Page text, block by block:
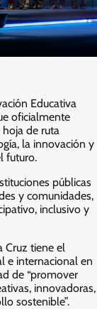
Educativa
oficialmente
de ruta
la innovación y
futuro.
públicas
y comunidades,
inclusivo y
Cruz tiene el
e internacional en
de “promover
innovadoras,
sostenible”.